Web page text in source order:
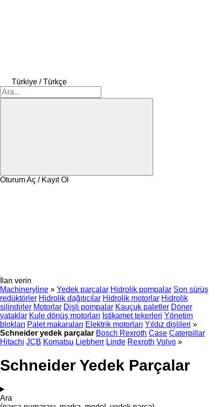
Türkiye / Türkçe
Oturum Aç / Kayıt Ol
İlan verin
Machineryline » Yedek parçalar Hidrolik pompalar Son sürüş
redüktörler Hidrolik dağıtıcılar Hidrolik motorlar Hidrolik
silindirler Motorlar Dişli pompalar Kauçuk paletler Döner
yataklar Kule dönüş motorları İstikamet tekerleri Yönetim
blokları Palet makaraları Elektrik motorları Yıldız dişlileri »
Schneider yedek parçalar Bosch Rexroth Case Caterpillar
Hitachi JCB Komatsu Liebherr Linde Rexroth Volvo »
Schneider Yedek Parçalar
Ara